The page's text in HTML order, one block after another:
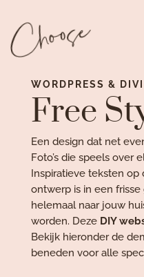
Choose
WORDPRESS &
Free
Een design dat net
Foto’s die speels over
Inspiratieve teksten op
ontwerp is in een frisse
helemaal naar jouw
worden. Deze DIY
Bekijk hieronder de
beneden voor alle